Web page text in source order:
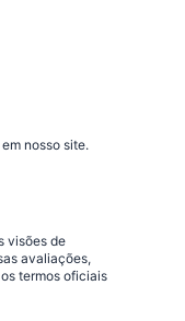
nosso site.
visões de
avaliações,
termos oficiais